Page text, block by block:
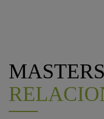
MASTERS